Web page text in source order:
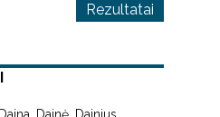
Rezultatai